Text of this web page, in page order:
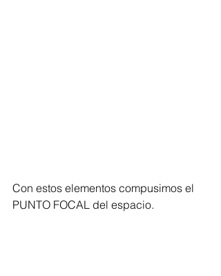
Con estos elementos compusimos el
PUNTO FOCAL del espacio.